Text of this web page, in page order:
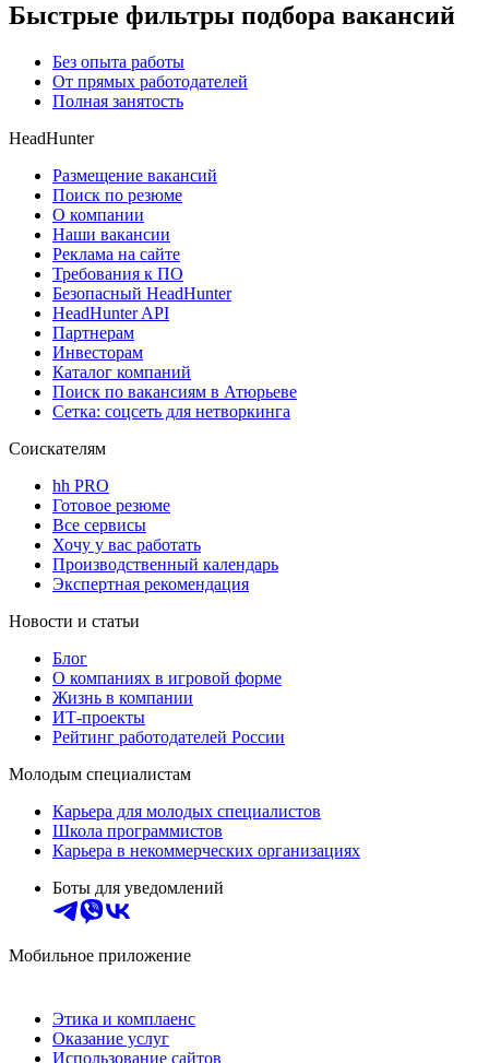
Быстрые фильтры подбора вакансий
Без опыта работы
От прямых работодателей
Полная занятость
HeadHunter
Размещение вакансий
Поиск по резюме
О компании
Наши вакансии
Реклама на сайте
Требования к ПО
Безопасный HeadHunter
HeadHunter API
Партнерам
Инвесторам
Каталог компаний
Поиск по вакансиям в Атюрьеве
Сетка: соцсеть для нетворкинга
Соискателям
hh PRO
Готовое резюме
Все сервисы
Хочу у вас работать
Производственный календарь
Экспертная рекомендация
Новости и статьи
Блог
О компаниях в игровой форме
Жизнь в компании
ИТ-проекты
Рейтинг работодателей России
Молодым специалистам
Карьера для молодых специалистов
Школа программистов
Карьера в некоммерческих организациях
Боты для уведомлений
Мобильное приложение
Этика и комплаенс
Оказание услуг
Использование сайтов